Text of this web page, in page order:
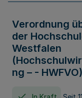
Verordnung
der
Westfalen
ng – - HWFVO)